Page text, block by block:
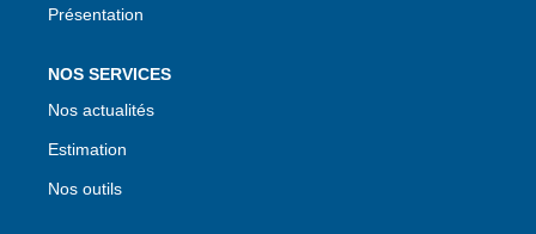
Présentation
NOS SERVICES
Nos actualités
Estimation
Nos outils